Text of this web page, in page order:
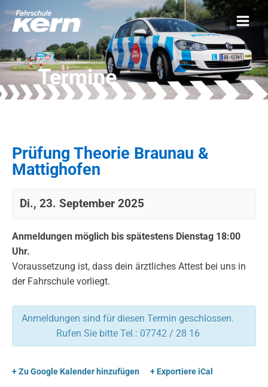
Termine
Prüfung Theorie Braunau &
Mattighofen
Di., 23. September 2025
Anmeldungen möglich bis spätestens Dienstag 18:00
Uhr.
Voraussetzung ist, dass dein ärztliches Attest bei uns in
der Fahrschule vorliegt.
Anmeldungen sind für diesen Termin geschlossen.
Rufen Sie bitte Tel.: 07742 / 28 16
+ Zu Google Kalender hinzufügen + Exportiere iCal